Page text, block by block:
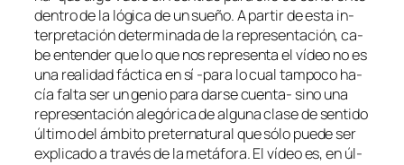
den­tro de la ló­gi­ca de un sue­ño. A par­tir de es­ta in­
ter­pre­ta­ción de­ter­mi­na­da de la re­pre­sen­ta­ción, ca­
be en­ten­der que lo que nos re­pre­sen­ta el ví­deo no es
una reali­dad fác­ti­ca en sí ‑pa­ra lo cual tam­po­co ha­
cía fal­ta ser un ge­nio pa­ra dar­se cuenta- sino una
re­pre­sen­ta­ción ale­gó­ri­ca de al­gu­na cla­se de sen­ti­do
úl­ti­mo del ám­bi­to pre­ter­na­tu­ral que só­lo pue­de ser
ex­pli­ca­do a tra­vés de la me­tá­fo­ra. El ví­deo es, en úl­